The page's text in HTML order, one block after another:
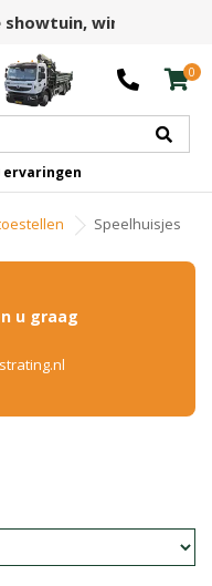
winkel en opslag
0
ervaringen
Speelhuisjes
u graag